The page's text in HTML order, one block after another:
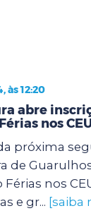
às 12:20
abre
nos
próxima
de
nos
e gr... [saiba